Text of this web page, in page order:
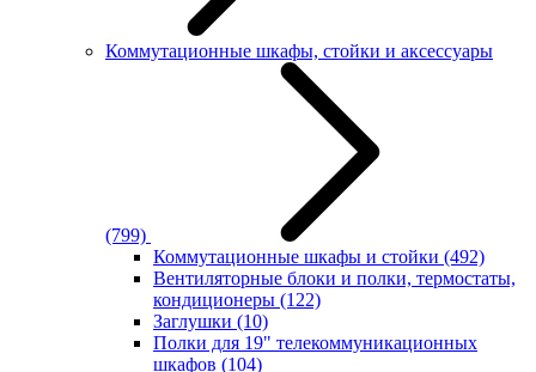
Коммутационные шкафы, стойки и аксессуары
(799)
Коммутационные шкафы и стойки (492)
Вентиляторные блоки и полки, термостаты,
кондиционеры (122)
Заглушки (10)
Полки для 19" телекоммуникационных
шкафов (104)